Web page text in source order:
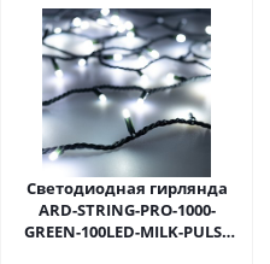
Светодиодная гирлянда
ARD-STRING-PRO-1000-
GREEN-100LED-MILK-PULSE